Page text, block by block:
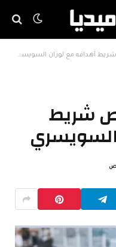
أهدافه مع لوزان السويسري
شريط